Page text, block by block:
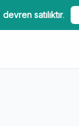
devren satılıktır.